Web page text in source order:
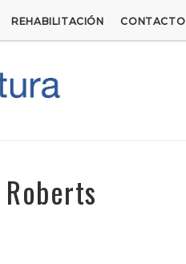
REHABILITACIÓN CONTACTO